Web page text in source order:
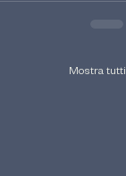
Mostra tutti